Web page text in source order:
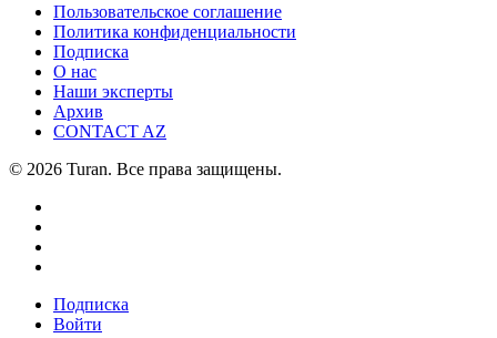
Пользовательское соглашение
Политика конфиденциальности
Подписка
О нас
Наши эксперты
Архив
CONTACT AZ
© 2026 Turan. Все права защищены.
Подписка
Войти